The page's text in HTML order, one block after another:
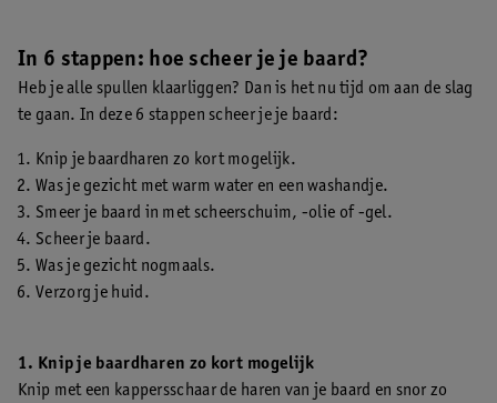
In 6 stappen: hoe scheer je je baard?
Heb je alle spullen klaarliggen? Dan is het nu tijd om aan de slag
te gaan. In deze 6 stappen scheer je je baard:
Knip je baardharen zo kort mogelijk.
Was je gezicht met warm water en een washandje.
Smeer je baard in met scheerschuim, -olie of -gel.
Scheer je baard.
Was je gezicht nogmaals.
Verzorg je huid.
1. Knip je baardharen zo kort mogelijk
Knip met een kappersschaar de haren van je baard en snor zo